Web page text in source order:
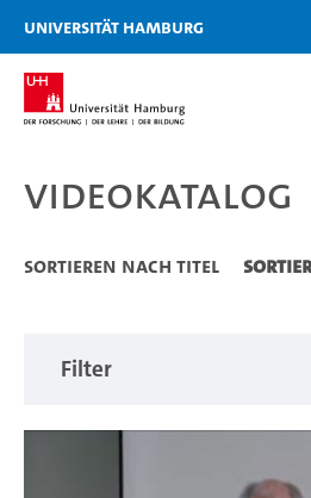
Zu den Filtern
Zur Metanavigation
Zur Hauptnavigation
Zur Suche
Zum Inhalt
Zum Seitenfuss
Universität Hamburg
Videokatalog
Videokatalog
Sortieren nach Titel
Filter